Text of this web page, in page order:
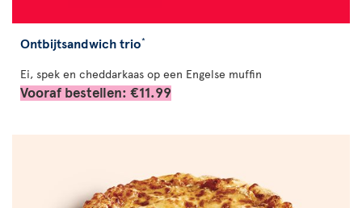
Ontbijtsandwich trio*
Ei, spek en cheddarkaas op een Engelse muffin
Vooraf bestellen: €11.99